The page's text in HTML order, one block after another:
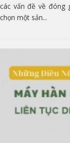
các vấn đề về đóng
chọn một sản...